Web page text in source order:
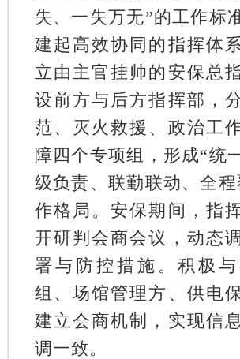
失、一失万无”的工作标
建起高效协同的指挥体
立由主官挂帅的安保总
设前方与后方指挥部，
范、灭火救援、政治工
障四个专项组，形成“统
级负责、联勤联动、全程
作格局。安保期间，指
开研判会商会议，动态
署与防控措施。积极
组、场馆管理方、供电
建立会商机制，实现信
调一致。